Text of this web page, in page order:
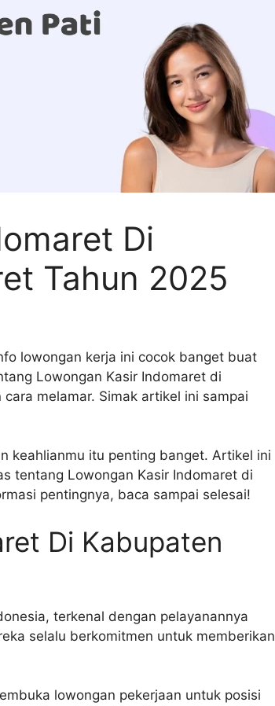
Di
Tahun 2025
lowongan kerja ini cocok banget buat
Lowongan Kasir Indomaret di
melamar. Simak artikel ini sampai
keahlianmu itu penting banget. Artikel ini
tentang Lowongan Kasir Indomaret di
pentingnya, baca sampai selesai!
Di Kabupaten
terkenal dengan pelayanannya
selalu berkomitmen untuk memberikan
lowongan pekerjaan untuk posisi